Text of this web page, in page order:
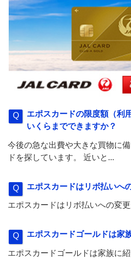
エポスカードの限度額（利
いくらまでできますか？
今後の急な出費や大きな買物に
ドを探しています。 近いと...
エポスカードはリボ払いへ
エポスカードはリボ払いへの変
エポスカードゴールドは家
エポスカードゴールドは家族に